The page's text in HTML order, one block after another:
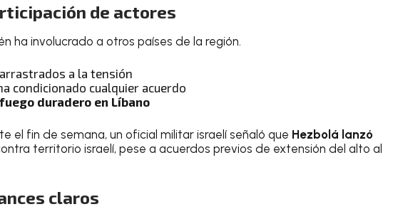
de actores
ha involucrado a otros países de la región.
a la tensión
condicionado cualquier acuerdo
duradero en Líbano
el fin de semana, un oficial militar israelí señaló que Hezbolá lanzó
territorio israelí, pese a acuerdos previos de extensión del alto al
claros